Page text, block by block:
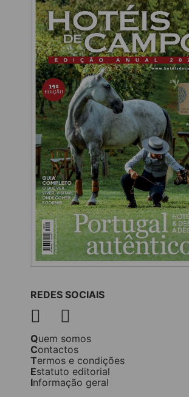
REDES SOCIAIS
Quem somos
Contactos
Termos e condições
Estatuto editorial
Informação geral